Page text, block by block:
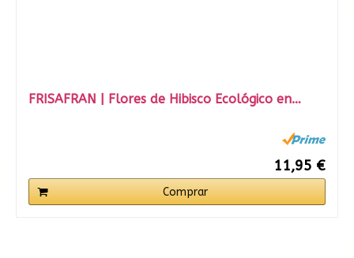
FRISAFRAN | Flores de Hibisco Ecológico en…
11,95 €
Comprar